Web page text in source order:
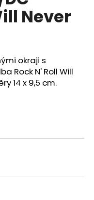
Never
okraji s
Rock N' Roll Will
14 x 9,5 cm.